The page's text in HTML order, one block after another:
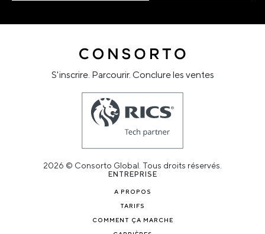
S'inscrire. Parcourir. Conclure les ventes
2026 © Consorto Global. Tous droits réservés.
ENTREPRISE
A PROPOS
TARIFS
COMMENT ÇA MARCHE